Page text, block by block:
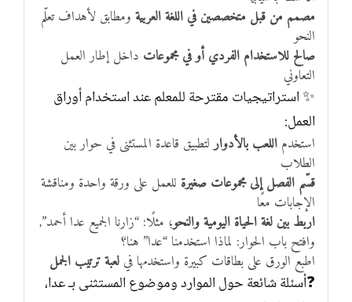
مصمم من قبل متخصصين في اللغة العربيةومطابق لأهداف تعلّم
النحو
صالح للاستخدام الفردي أو في مجموعات داخل إطار العمل
التعاوني
✨ استراتيجيات مقترحة للمعلم عند استخدام أوراق
العمل:
استخدم اللعب بالأدوارلتطبيق قاعدة المستثنى في حوار بين
الطلاب
قسّم الفصل إلى مجموعات صغيرة للعمل على ورقة واحدة ومناقشة
الإجابات معًا
اربط بين لغة الحياة اليومية والنحو؛ مثلًا: “زارنا الجميع عدا أحمد”,
وافتح باب الحوار: لماذا استخدمنا “عدا” هنا؟
اطبع الورق على بطاقات كبيرة واستخدمها في لعبة ترتيب الجمل
❓أسئلة شائعة حول الموارد وموضوع المستثنى بـ عدا،